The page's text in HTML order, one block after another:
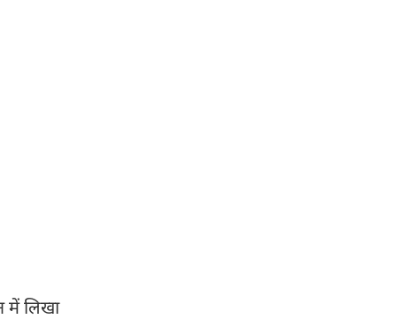
में लिखा